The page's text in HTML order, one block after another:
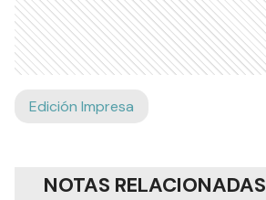
Edición Impresa
NOTAS RELACIONADAS